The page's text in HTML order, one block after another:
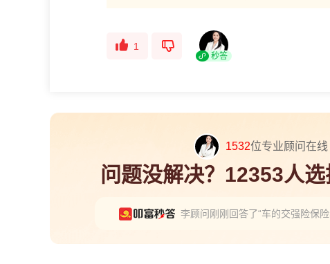
1
秒答
1532位专业顾问在线
问题没解决？12353人
李顾问刚刚回答了“车的交强险保